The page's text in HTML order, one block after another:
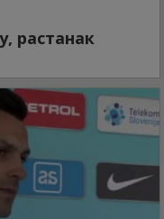
растанак